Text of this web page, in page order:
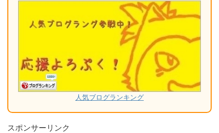
人気ブログランキング
スポンサーリンク